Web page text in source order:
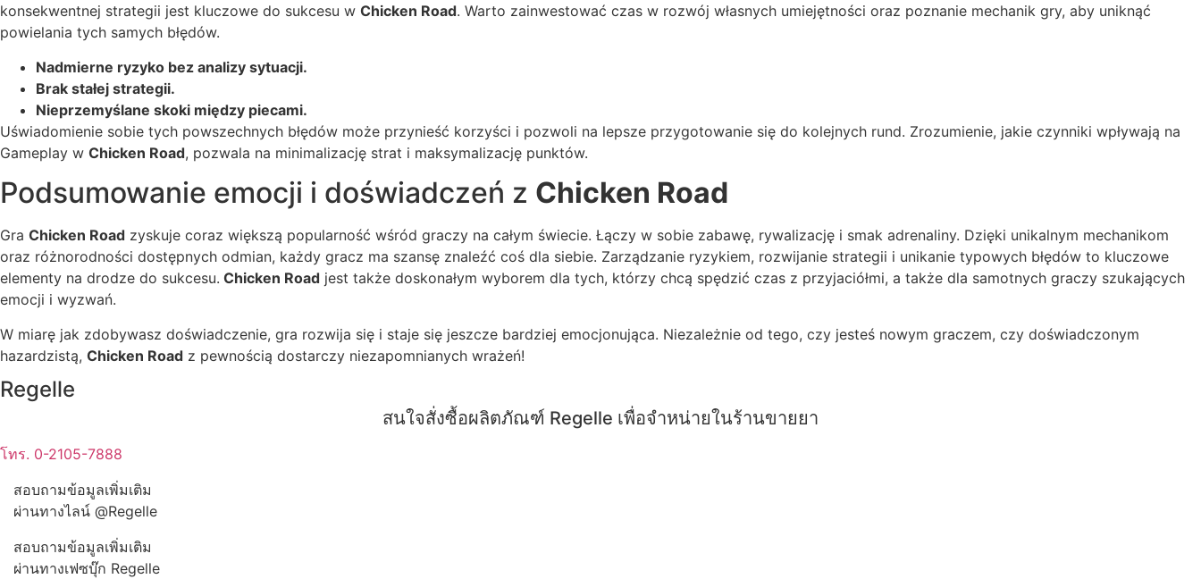
konsekwentnej strategii jest kluczowe do sukcesu w Chicken Road. Warto zainwestować czas w rozwój własnych umiejętności oraz poznanie mechanik gry, aby uniknąć
powielania tych samych błędów.
Nadmierne ryzyko bez analizy sytuacji.
Brak stałej strategii.
Nieprzemyślane skoki między piecami.
Uświadomienie sobie tych powszechnych błędów może przynieść korzyści i pozwoli na lepsze przygotowanie się do kolejnych rund. Zrozumienie, jakie czynniki wpływają na
Gameplay w Chicken Road, pozwala na minimalizację strat i maksymalizację punktów.
Podsumowanie emocji i doświadczeń z Chicken Road
Gra Chicken Road zyskuje coraz większą popularność wśród graczy na całym świecie. Łączy w sobie zabawę, rywalizację i smak adrenaliny. Dzięki unikalnym mechanikom
oraz różnorodności dostępnych odmian, każdy gracz ma szansę znaleźć coś dla siebie. Zarządzanie ryzykiem, rozwijanie strategii i unikanie typowych błędów to kluczowe
elementy na drodze do sukcesu. Chicken Road jest także doskonałym wyborem dla tych, którzy chcą spędzić czas z przyjaciółmi, a także dla samotnych graczy szukających
emocji i wyzwań.
W miarę jak zdobywasz doświadczenie, gra rozwija się i staje się jeszcze bardziej emocjonująca. Niezależnie od tego, czy jesteś nowym graczem, czy doświadczonym
hazardzistą, Chicken Road z pewnością dostarczy niezapomnianych wrażeń!
Regelle
สนใจสั่งซื้อผลิตภัณฑ์ Regelle เพื่อจำหน่ายในร้านขายยา
โทร. 0-2105-7888
สอบถามข้อมูลเพิ่มเติม
ผ่านทางไลน์ @Regelle
สอบถามข้อมูลเพิ่มเติม
ผ่านทางเฟซบุ๊ก Regelle